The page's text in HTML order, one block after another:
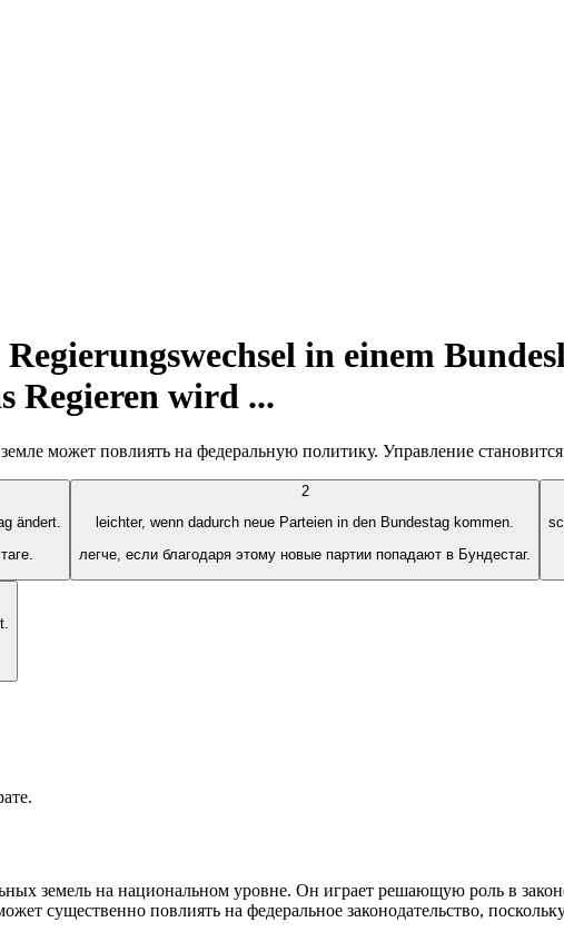
in einem
Regieren wird ...
может повлиять на федеральную политику. Управление
ändert.
2
leichter, wenn dadurch neue Parteien in den Bundestag kommen.
легче, если благодаря этому новые партии попадают в Бундестаг.
земель на национальном уровне. Он играет решающую роль в
существенно повлиять на федеральное законодательство,